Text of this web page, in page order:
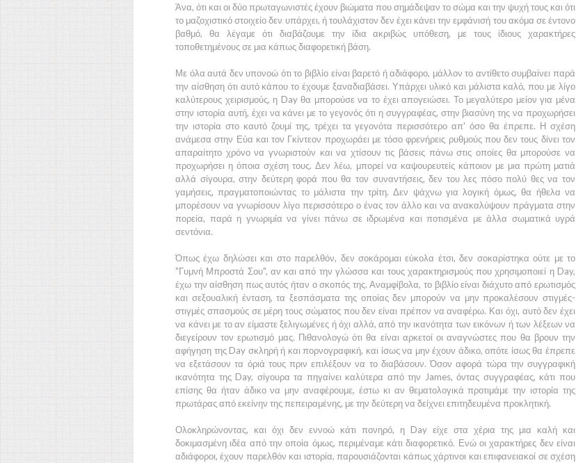
Άνα, ότι και οι δύο πρωταγωνιστές έχουν βιώματα που σημάδεψαν το σώμα και την ψυχή τους και ότι
το μαζοχιστικό στοιχείο δεν υπάρχει, ή τουλάχιστον δεν έχει κάνει την εμφάνισή του ακόμα σε έντονο
βαθμό, θα λέγαμε ότι διαβάζουμε την ίδια ακριβώς υπόθεση, με τους ίδιους χαρακτήρες
τοποθετημένους σε μια κάπως διαφορετική βάση.
Με όλα αυτά δεν υπονοώ ότι το βιβλίο είναι βαρετό ή αδιάφορο, μάλλον το αντίθετο συμβαίνει παρά
την αίσθηση ότι αυτό κάπου το έχουμε ξαναδιαβάσει. Υπάρχει υλικό και μάλιστα καλό, που με λίγο
καλύτερους χειρισμούς, η Dayθα μπορούσε να το έχει απογειώσει. Το μεγαλύτερο μείον για μένα
στην ιστορία αυτή, έχει να κάνει με το γεγονός ότι η συγγραφέας, στην βιασύνη της να προχωρήσει
την ιστορία στο καυτό ζουμί της, τρέχει τα γεγονότα περισσότερο απ' όσο θα έπρεπε. Η σχέση
ανάμεσα στην Εύα και τον Γκίντεον προχωράει με τόσο φρενήρεις ρυθμούς που δεν τους δίνει τον
απαραίτητο χρόνο να γνωριστούν και να χτίσουν τις βάσεις πάνω στις οποίες θα μπορούσε να
προχωρήσει η όποια σχέση τους. Δεν λέω, μπορεί να καψουρευτείς κάποιον με μια πρώτη ματιά
αλλά σίγουρα, στην δεύτερη φορά που θα τον συναντήσεις, δεν του λες πόσο πολύ θες να τον
γαμήσεις, πραγματοποιώντας το μάλιστα την τρίτη. Δεν ψάχνω για λογική όμως, θα ήθελα να
μπορέσουν να γνωρίσουν λίγο περισσότερο ο ένας τον άλλο και να ανακαλύψουν πράγματα στην
πορεία, παρά η γνωριμία να γίνει πάνω σε ιδρωμένα και ποτισμένα με άλλα σωματικά υγρά
σεντόνια.
Όπως έχω δηλώσει και στο παρελθόν, δεν σοκάρομαι εύκολα έτσι, δεν σοκαρίστηκα ούτε με το
"Γυμνή Μπροστά Σου", αν και από την γλώσσα και τους χαρακτηρισμούς που χρησιμοποιεί η Day,
έχω την αίσθηση πως αυτός ήταν ο σκοπός της. Αναμφίβολα, το βιβλίο είναι διάχυτο από ερωτισμός
και σεξουαλική ένταση, τα ξεσπάσματα της οποίας δεν μπορούν να μην προκαλέσουν στιγμές-
στιγμές σπασμούς σε μέρη τους σώματος που δεν είναι πρέπον να αναφέρω. Και όχι, αυτό δεν έχει
να κάνει με το αν είμαστε ξελιγωμένες ή όχι αλλά, από την ικανότητα των εικόνων ή των λέξεων να
διεγείρουν τον ερωτισμό μας. Πιθανολογώ ότι θα είναι αρκετοί οι αναγνώστες που θα βρουν την
αφήγηση της Day σκληρή ή και πορνογραφική, και ίσως να μην έχουν άδικο, οπότε ίσως θα έπρεπε
να εξετάσουν τα όριά τους πριν επιλέξουν να το διαβάσουν. Όσον αφορά τώρα την συγγραφική
ικανότητα της Day, σίγουρα τα πηγαίνει καλύτερα από την James,όντας συγγραφέας, κάτι που
επίσης θα ήταν άδικο να μην αναφέρουμε, έστω κι αν θεματολογικά προτιμάμε την ιστορία της
πρωτάρας από εκείνην της πεπειραμένης, με την δεύτερη να δείχνει επιτηδευμένα προκλητική.
Ολοκληρώνοντας, και όχι δεν εννοώ κάτι πονηρό, η Day είχε στα χέρια της μια καλή και
δοκιμασμένη ιδέα από την οποία όμως, περιμέναμε κάτι διαφορετικό. Ενώ οι χαρακτήρες δεν είναι
αδιάφοροι, έχουν παρελθόν και ιστορία, παρουσιάζονται κάπως χάρτινοι και επιφανειακοί σε σχέση